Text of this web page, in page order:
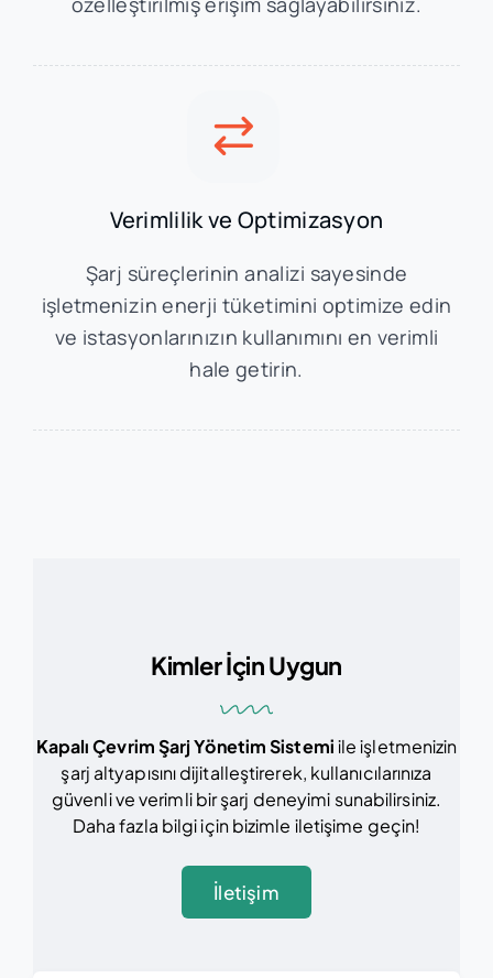
Verimlilik ve Optimizasyon
Şarj süreçlerinin analizi sayesinde
işletmenizin enerji tüketimini optimize edin
ve istasyonlarınızın kullanımını en verimli
hale getirin.
Kimler İçin Uygun
Kapalı Çevrim Şarj Yönetim Sistemiile işletmenizin
şarj altyapısını dijitalleştirerek, kullanıcılarınıza
güvenli ve verimli bir şarj deneyimi sunabilirsiniz.
Daha fazla bilgi için bizimle iletişime geçin!
İletişim